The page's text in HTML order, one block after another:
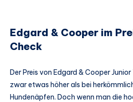
Edgard & Cooper im
Check
Der Preis von Edgard & Cooper
zwar etwas höher als bei
Hundenäpfen. Doch wenn man die